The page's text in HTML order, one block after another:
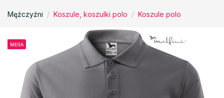
Mężczyźni Koszule, koszulki polo Koszule polo
MEGA